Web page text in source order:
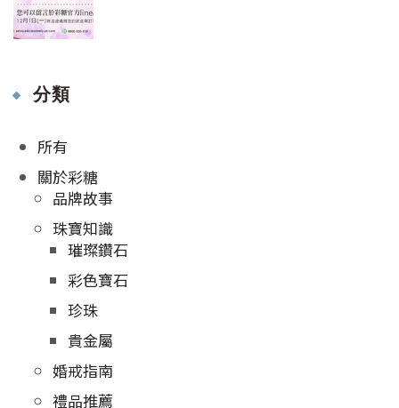
分類
所有
關於彩糖
品牌故事
珠寶知識
璀璨鑽石
彩色寶石
珍珠
貴金屬
婚戒指南
禮品推薦